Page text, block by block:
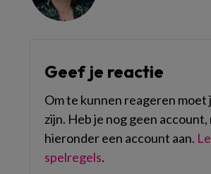
Geef je reactie
Om te kunnen reageren moet
zijn. Heb je nog geen account,
hieronder een account aan.
spelregels.